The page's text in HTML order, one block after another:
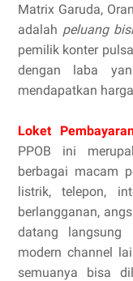
Matrix Garuda,
adalah peluang
pemilik konter
dengan laba
mendapatkan harga
Loket
PPOB ini
berbagai macam
listrik, telepon,
berlangganan,
datang langsung
modern channel
semuanya bisa